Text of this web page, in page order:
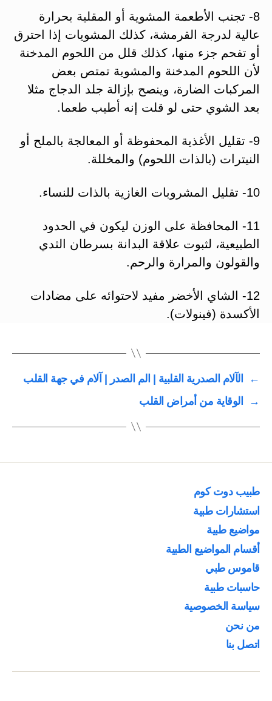
8- تجنب الأطعمة المشوية أو المقلية بحرارة
عالية لدرجة القرمشة، كذلك المشويات إذا احترق
أو تفحم جزء منها، كذلك قلل من اللحوم المدخنة
لأن اللحوم المدخنة والمشوية تمتص بعض
المركبات الضارة، وينصح بإزالة جلد الدجاج مثلا
بعد الشوي حتى لو قلت إنه أطيب طعما.
9- تقليل الأغذية المحفوظة أو المعالجة بالملح أو
النيترات (بالذات اللحوم) والمخللة.
10- تقليل المشروبات الغازية بالذات للنساء.
11- المحافظة على الوزن ليكون في الحدود
الطبيعية، لثبوت علاقة البدانة بسرطان الثدي
والقولون والمرارة والرحم.
12- الشاي الأخضر مفيد لاحتوائه على مضادات
الأكسدة (فينولات).
←
الآلام الصدرية القلبية | الم الصدر | آلام في جهة القلب
→
الوقاية من أمراض القلب
طبيب دوت كوم
استشارات طبية
مواضيع طبية
أقسام المواضيع الطبية
قاموس طبي
حاسبات طبية
سياسة الخصوصية
من نحن
اتصل بنا